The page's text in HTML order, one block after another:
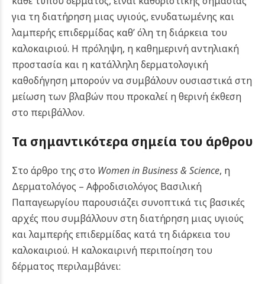
για τη διατήρηση μιας υγιούς, ενυδατωμένης και
λαμπερής επιδερμίδας καθ’ όλη τη διάρκεια του
καλοκαιριού. Η πρόληψη, η καθημερινή αντηλιακή
προστασία και η κατάλληλη δερματολογική
καθοδήγηση μπορούν να συμβάλουν ουσιαστικά στη
μείωση των βλαβών που προκαλεί η θερινή έκθεση
στο περιβάλλον.
Τα σημαντικότερα σημεία του άρθρου
Στο άρθρο της στο Women in Business & Science, η
Δερματολόγος – Αφροδισιολόγος Βασιλική
Παπαγεωργίου παρουσιάζει συνοπτικά τις βασικές
αρχές που συμβάλλουν στη διατήρηση μιας υγιούς
και λαμπερής επιδερμίδας κατά τη διάρκεια του
καλοκαιριού. Η καλοκαιρινή περιποίηση του
δέρματος περιλαμβάνει: